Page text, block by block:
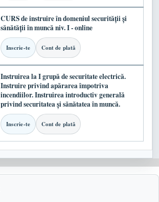
CURS de instruire în domeniul securității și
sănătății în muncă niv. I - online
Inscrie-te Cont de plată
Instruirea la I grupă de securitate electrică.
Instruire privind apărarea împotriva
incendiilor. Instruirea introductiv generală
privind securitatea și sănătatea în muncă.
Inscrie-te Cont de plată